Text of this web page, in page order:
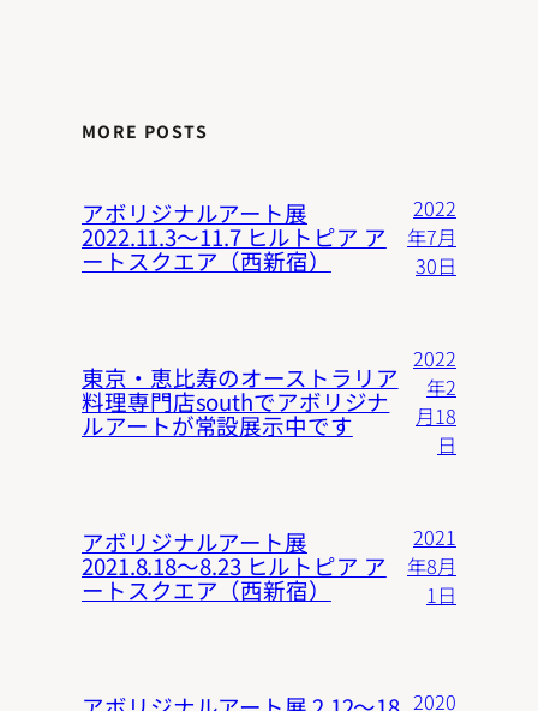
MORE POSTS
アボリジナルアート展
2022.11.3〜11.7 ヒルトピア ア
ートスクエア（西新宿）
2022
年7月
30日
東京・恵比寿のオーストラリア
料理専門店southでアボリジナ
ルアートが常設展示中です
2022
年2
月18
日
アボリジナルアート展
2021.8.18〜8.23 ヒルトピア ア
ートスクエア（西新宿）
2021
年8月
1日
2020